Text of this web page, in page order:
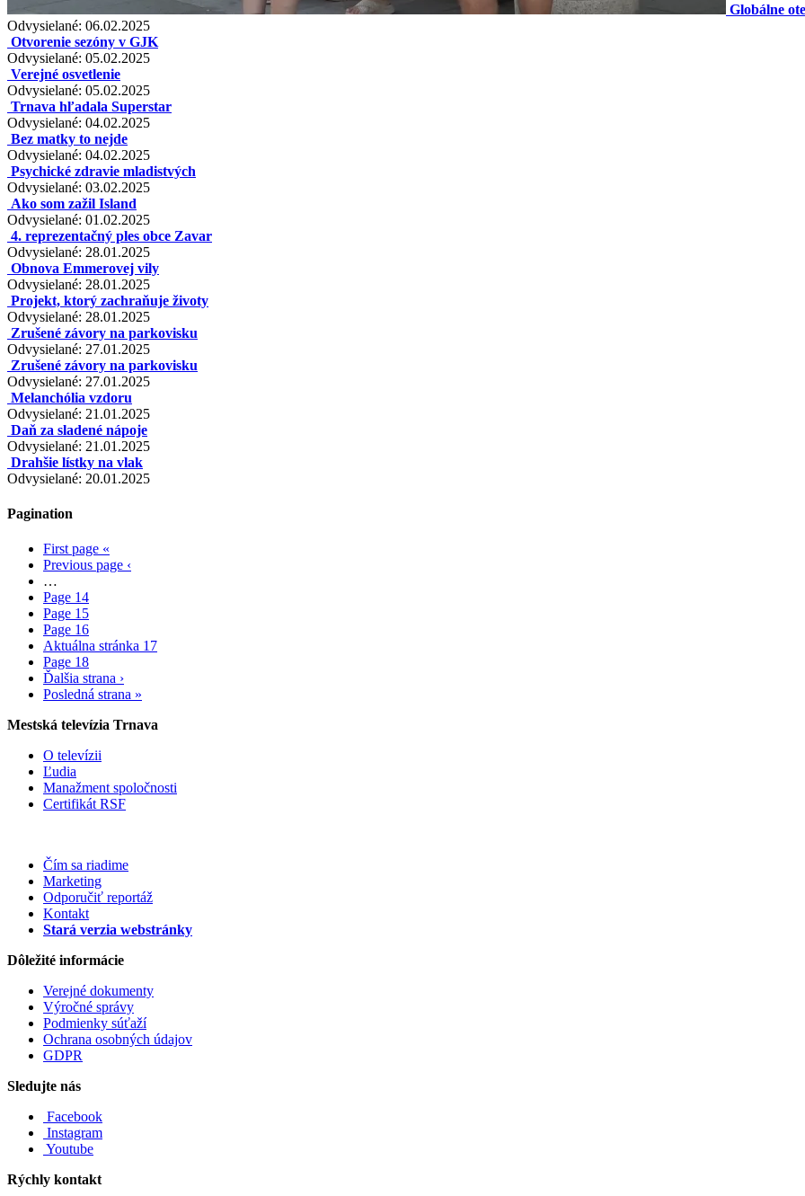
Globálne
Odvysielané: 06.02.2025
Otvorenie sezóny v GJK
Odvysielané: 05.02.2025
Verejné osvetlenie
Odvysielané: 05.02.2025
Trnava hľadala Superstar
Odvysielané: 04.02.2025
Bez matky to nejde
Odvysielané: 04.02.2025
Psychické zdravie mladistvých
Odvysielané: 03.02.2025
Ako som zažil Island
Odvysielané: 01.02.2025
4. reprezentačný ples obce Zavar
Odvysielané: 28.01.2025
Obnova Emmerovej vily
Odvysielané: 28.01.2025
Projekt, ktorý zachraňuje životy
Odvysielané: 28.01.2025
Zrušené závory na parkovisku
Odvysielané: 27.01.2025
Zrušené závory na parkovisku
Odvysielané: 27.01.2025
Melanchólia vzdoru
Odvysielané: 21.01.2025
Daň za sladené nápoje
Odvysielané: 21.01.2025
Drahšie lístky na vlak
Odvysielané: 20.01.2025
Pagination
First page «
Previous page ‹
…
Page 14
Page 15
Page 16
Aktuálna stránka 17
Page 18
Ďalšia strana ›
Posledná strana »
Mestská televízia Trnava
O televízii
Ľudia
Manažment spoločnosti
Certifikát RSF
Čím sa riadime
Marketing
Odporučiť reportáž
Kontakt
Stará verzia webstránky
Dôležité informácie
Verejné dokumenty
Výročné správy
Podmienky súťaží
Ochrana osobných údajov
GDPR
Sledujte nás
Facebook
Instagram
Youtube
Rýchly kontakt